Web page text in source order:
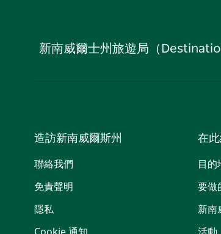
新南威爾士州旅遊局（
造訪新南威爾斯州
聯絡我們
免責聲明
隱私
在
目的
要做
新南